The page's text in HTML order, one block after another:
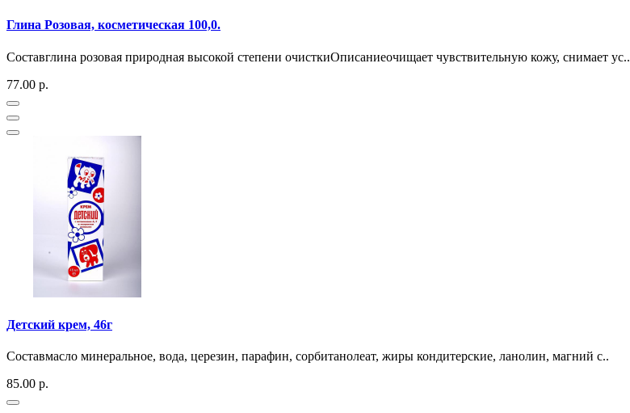
Глина Розовая, косметическая 100,0.
Составглина розовая природная высокой степени очисткиОписаниеочищает чувствительную кожу, снимает ус..
77.00 р.
Детский крем, 46г
Составмасло минеральное, вода, церезин, парафин, сорбитанолеат, жиры кондитерские, ланолин, магний с..
85.00 р.